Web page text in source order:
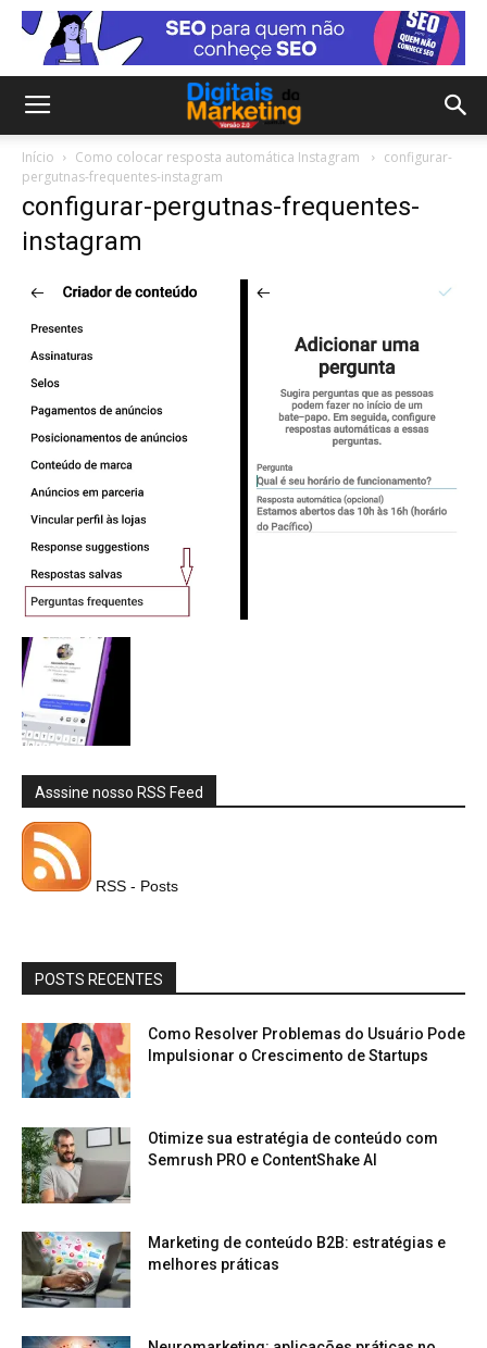
Início Como colocar resposta automática Instagram
configurar-
pergutnas-frequentes-instagram
configurar-pergutnas-frequentes-
instagram
Asssine nosso RSS Feed
RSS - Posts
POSTS RECENTES
Como Resolver Problemas do Usuário Pode
Impulsionar o Crescimento de Startups
Otimize sua estratégia de conteúdo com
Semrush PRO e ContentShake AI
Marketing de conteúdo B2B: estratégias e
melhores práticas